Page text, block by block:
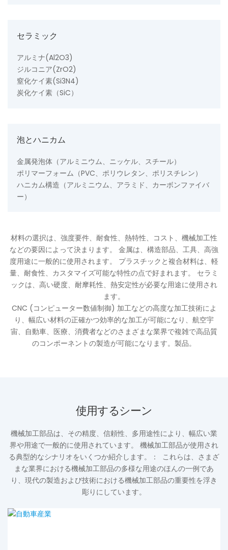
セラミック
アルミナ(Al2O3)
ジルコニア(ZrO2)
窒化ケイ素(Si3N4)
炭化ケイ素（SiC）
泡とハニカム
金属発泡体（アルミニウム、ニッケル、スチール）
ポリマーフォーム（PVC、ポリウレタン、ポリスチレン）
ハニカム構造（アルミニウム、アラミド、カーボンファイバ
ー）
材料の選択は、強度要件、耐食性、熱特性、コスト、機械加工性
などの要因によって決まります。 金属は、構造部品、工具、高強
度用途に一般的に使用されます。 プラスチックと複合材料は、軽
量、耐食性、カスタマイズ可能な特性の点で好まれます。 セラミ
ックは、高い硬度、耐摩耗性、熱安定性が必要な用途に使用され
ます。
CNC (コンピューター数値制御) 加工などの高度な加工技術によ
り、幅広い材料の正確かつ効率的な加工が可能になり、航空宇
宙、自動車、医療、消費者などのさまざまな業界で複雑で高品質
のコンポーネントの製造が可能になります。製品。
使用するシーン
機械加工部品は、その精度、信頼性、多用途性により、幅広い業
界や用途で一般的に使用されています。 機械加工部品が使用され
る典型的なシナリオをいくつか紹介します。： これらは、さまざ
まな業界における機械加工部品の多様な用途のほんの一例であ
り、現代の製造および技術における機械加工部品の重要性を浮き
彫りにしています。